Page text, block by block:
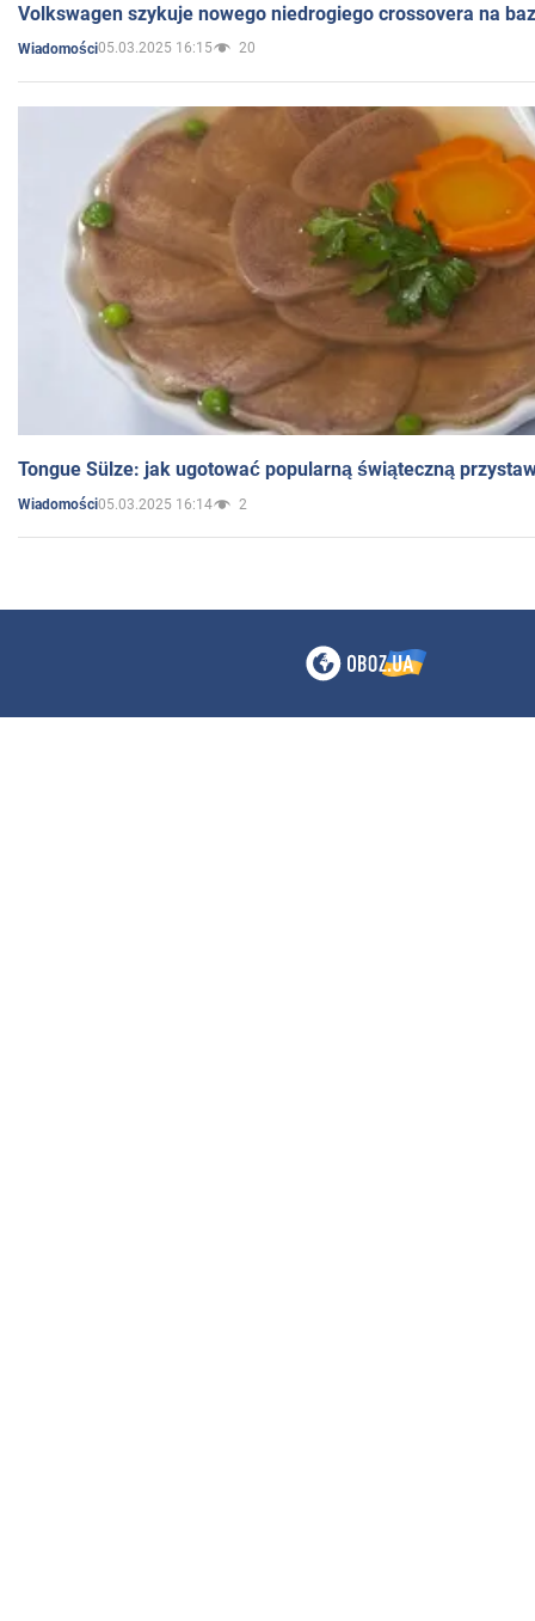
Volkswagen szykuje nowego niedrogiego crossovera na
Wiadomości05.03.2025 16:15 20
Tongue Sülze: jak ugotować popularną świąteczną
Wiadomości05.03.2025 16:14 2